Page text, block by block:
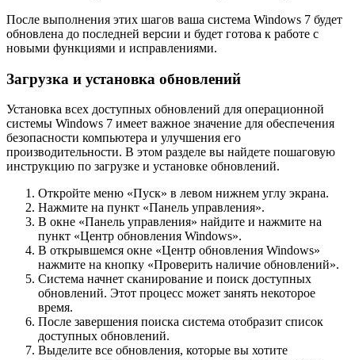
После выполнения этих шагов ваша система Windows 7 будет
обновлена до последней версии и будет готова к работе с
новыми функциями и исправлениями.
Загрузка и установка обновлений
Установка всех доступных обновлений для операционной
системы Windows 7 имеет важное значение для обеспечения
безопасности компьютера и улучшения его
производительности. В этом разделе вы найдете пошаговую
инструкцию по загрузке и установке обновлений.
Откройте меню «Пуск» в левом нижнем углу экрана.
Нажмите на пункт «Панель управления».
В окне «Панель управления» найдите и нажмите на
пункт «Центр обновления Windows».
В открывшемся окне «Центр обновления Windows»
нажмите на кнопку «Проверить наличие обновлений».
Система начнет сканирование и поиск доступных
обновлений. Этот процесс может занять некоторое
время.
После завершения поиска система отобразит список
доступных обновлений.
Выделите все обновления, которые вы хотите